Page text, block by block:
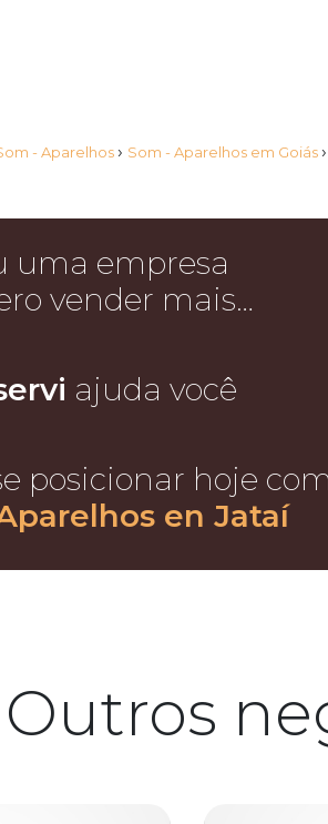
- Aparelhos › Som - Aparelhos em Goiás ›
uma empresa
vender mais…
ajuda você
posicionar hoje
en Jataí
Outros